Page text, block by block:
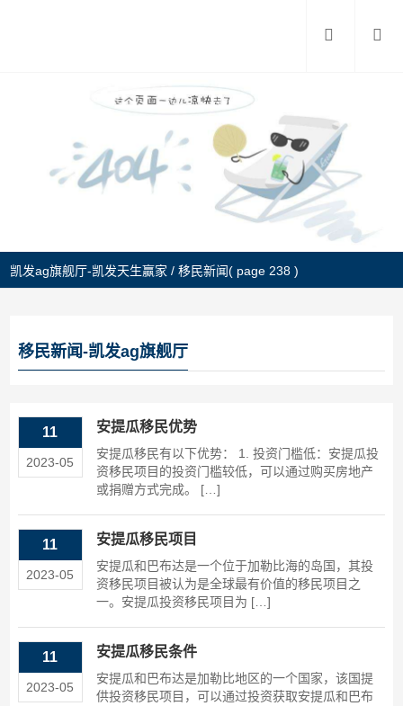
凯发ag旗舰厅-凯发天生赢家 /移民新闻( page 238 )
移民新闻-凯发ag旗舰厅
11
2023-05
安提瓜移民优势
安提瓜移民有以下优势： 1. 投资门槛低：安提瓜投
资移民项目的投资门槛较低，可以通过购买房地产
或捐赠方式完成。 […]
11
2023-05
安提瓜移民项目
安提瓜和巴布达是一个位于加勒比海的岛国，其投
资移民项目被认为是全球最有价值的移民项目之
一。安提瓜投资移民项目为 […]
11
2023-05
安提瓜移民条件
安提瓜和巴布达是加勒比地区的一个国家，该国提
供投资移民项目，可以通过投资获取安提瓜和巴布